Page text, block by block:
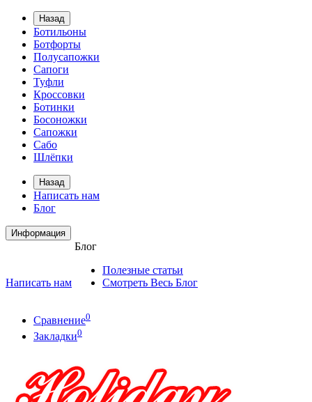
Назад
Ботильоны
Ботфорты
Полусапожки
Сапоги
Туфли
Кроссовки
Ботинки
Босоножки
Сапожки
Сабо
Шлёпки
Назад
Написать нам
Блог
Информация
Написать нам
Блог
Полезные статьи
Смотреть Весь Блог
Сравнение0
Закладки0